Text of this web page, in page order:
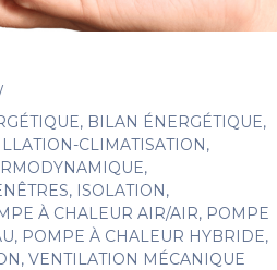
, BILAN ÉNERGÉTIQUE,
CLIMATISATION,
,
, ISOLATION,
À CHALEUR AIR/AIR, POMPE
, POMPE À CHALEUR HYBRIDE,
, VENTILATION MÉCANIQUE